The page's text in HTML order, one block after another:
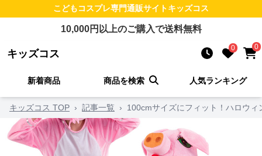
こどもコスプレ専門通販サイトキッズコス
10,000円以上のご購入で送料無料
キッズコス 0 0
新着商品 商品を検索 人気ランキング
キッズコス TOP › 記事一覧 › 100cmサイズにフィット！ハロウ